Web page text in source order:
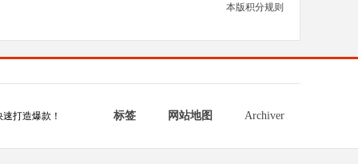
本版积分规则
打造爆款！ 标签 网站地图 Archiver